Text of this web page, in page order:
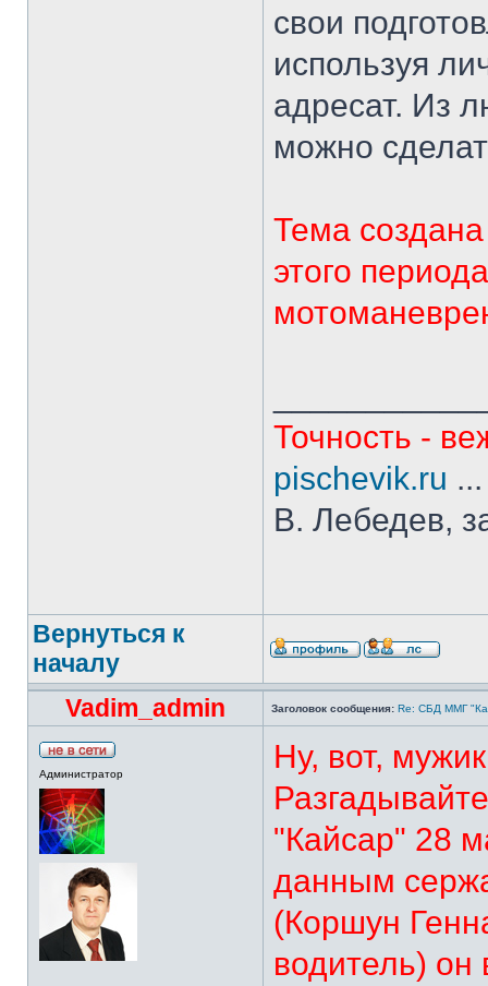
свои
используя
адресат. Из
можно
Тема
этого
Точность -
pischevik.ru
В. Лебедев,
Вернуться к
началу
Vadim_admin
Заголовок сообщения: Re: СБД ММГ
Администратор
Ну, вот,
"Кайсар" 28
данным
(Коршун
водитель) он